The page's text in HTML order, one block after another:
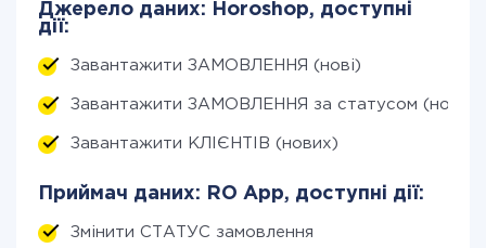
Джерело даних: Horoshop, доступні
дії:
Завантажити ЗАМОВЛЕННЯ (нові)
Завантажити ЗАМОВЛЕННЯ за статусом (нові)
Завантажити КЛІЄНТІВ (нових)
Приймач даних: RO App, доступні дії:
Змінити СТАТУС замовлення